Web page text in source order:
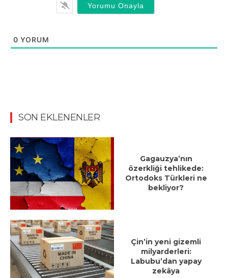
0 YORUM
SON EKLENENLER
Gagauzya’nın
özerkliği tehlikede:
Ortodoks Türkleri ne
bekliyor?
Çin’in yeni gizemli
milyarderleri:
Labubu’dan yapay
zekâya